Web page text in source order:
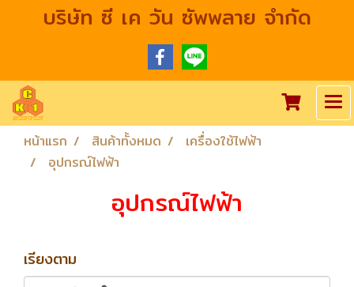
บริษัท ซี เค วัน ซัพพลาย จำกัด
หน้าแรก สินค้าทั้งหมด
เครื่องใช้ไฟฟ้า
อุปกรณ์ไฟฟ้า
อุปกรณ์ไฟฟ้า
เรียงตาม